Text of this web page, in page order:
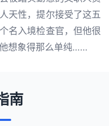
天性，提尔接受了这五
名入境检查官，但他很
想象得那么单纯……
南